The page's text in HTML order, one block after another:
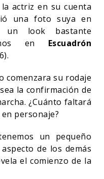
actriz en su cuenta
una foto suya en
un look bastante
en Escuadrón
comenzara su rodaje
la confirmación de
¿Cuánto faltará
personaje?
un pequeño
de los demás
el comienzo de la